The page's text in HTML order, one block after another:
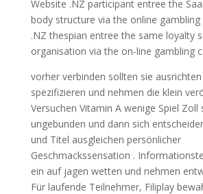
Website .NZ participant entree the
body structure via the online
.NZ thespian entree the same loyalty
organisation via the on-line gambling
vorher verbinden sollten sie
spezifizieren und nehmen die klein
Versuchen Vitamin A wenige Spiel Zoll
ungebunden und dann sich
und Titel ausgleichen persönlicher
Geschmackssensation .
ein auf jagen wetten und nehmen
Für laufende Teilnehmer, Filiplay